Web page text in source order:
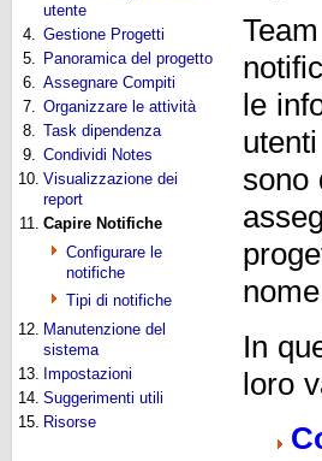
utente
4. Gestione Progetti
5. Panoramica del progetto
6. Assegnare Compiti
7. Organizzare le attività
8. Task dipendenza
9. Condividi Notes
10. Visualizzazione dei
report
11. Capire Notifiche
Configurare le
notifiche
Tipi di notifiche
12. Manutenzione del
sistema
13. Impostazioni
14. Suggerimenti utili
15. Risorse
le
sono
In
loro